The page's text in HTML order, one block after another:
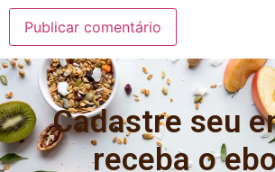
Cadastre seu
receba o